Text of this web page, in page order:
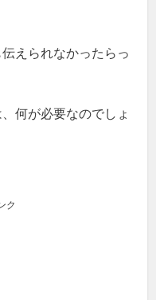
えられなかったらっ
何が必要なのでしょ
ク